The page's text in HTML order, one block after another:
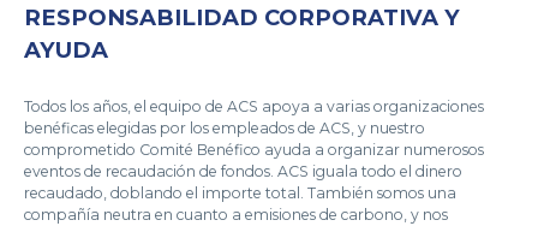
RESPONSABILIDAD CORPORATIVA Y
AYUDA
Todos los años, el equipo de ACS apoya a varias organizaciones
benéficas elegidas por los empleados de ACS, y nuestro
comprometido Comité Benéfico ayuda a organizar numerosos
eventos de recaudación de fondos. ACS iguala todo el dinero
recaudado, doblando el importe total. También somos una
compañía neutra en cuanto a emisiones de carbono, y nos